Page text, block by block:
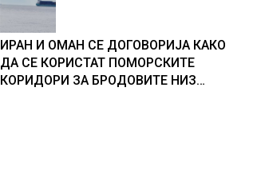
ИРАН И ОМАН СЕ ДОГОВОРИЈА КАКО
ДА СЕ КОРИСТАТ ПОМОРСКИТЕ
КОРИДОРИ ЗА БРОДОВИТЕ НИЗ